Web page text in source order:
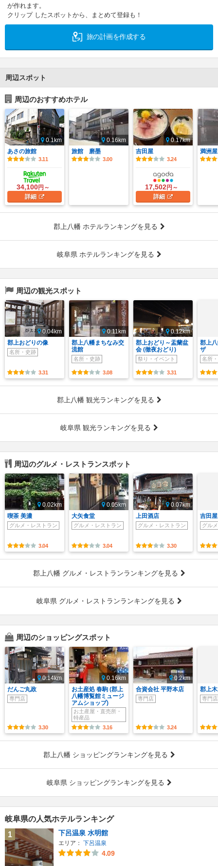
が作れます。
クリップ したスポットから、まとめて登録も！
旅の計画を作成する
周辺スポット
周辺のおすすめホテル
0.1km
あさの旅館
3.11
34,100円～
詳細
0.16km
旅館 磨墨
3.00
0.17km
吉田屋
3.24
17,502円～
詳細
満洲屋
郡上八幡 ホテルランキングを見る
岐阜県 ホテルランキングを見る
周辺の観光スポット
0.04km
郡上おどりの像
名所・史跡
3.31
0.11km
郡上八幡まちなみ交
流館
名所・史跡
3.08
0.12km
郡上おどり～盂蘭盆
会 (徹夜おどり)
祭り・イベント
3.31
郡上
ザ
名所
郡上八幡 観光ランキングを見る
岐阜県 観光ランキングを見る
周辺のグルメ・レストランスポット
0.02km
喫茶 美濃
グルメ・レストラン
3.04
0.05km
大矢食堂
グルメ・レストラン
3.04
0.07km
上田酒店
グルメ・レストラン
3.30
吉田
グル
郡上八幡 グルメ・レストランランキングを見る
岐阜県 グルメ・レストランランキングを見る
周辺のショッピングスポット
0.14km
だんご丸政
専門店
3.30
0.16km
お土産処 春駒 (郡上
八幡博覧館ミュージ
アムショップ)
お土産屋・直売所・
特産品
3.16
0.2km
合資会社 平野本店
専門店
3.24
郡上
専門店
郡上八幡 ショッピングランキングを見る
岐阜県 ショッピングランキングを見る
岐阜県の人気ホテルランキング
1
下呂温泉 水明館
エリア： 下呂温泉
4.09